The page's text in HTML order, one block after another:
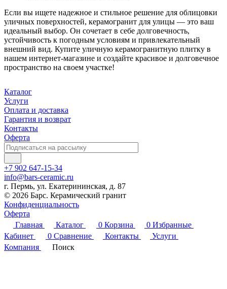
Если вы ищете надежное и стильное решение для облицовки
уличных поверхностей, керамогранит для улицы — это ваш
идеальный выбор. Он сочетает в себе долговечность,
устойчивость к погодным условиям и привлекательный
внешний вид. Купите уличную керамогранитную плитку в
нашем интернет-магазине и создайте красивое и долговечное
пространство на своем участке!
Каталог
Услуги
Оплата и доставка
Гарантия и возврат
Контакты
Оферта
+7 902 647-15-34
info@bars-ceramic.ru
г. Пермь, ул. Екатерининская, д. 87
© 2026 Барс. Керамический гранит
Конфиденциальность
Оферта
Главная
Каталог 0 Корзина 0 Избранные
Кабинет
0 Сравнение Контакты
Услуги
Компания
Поиск